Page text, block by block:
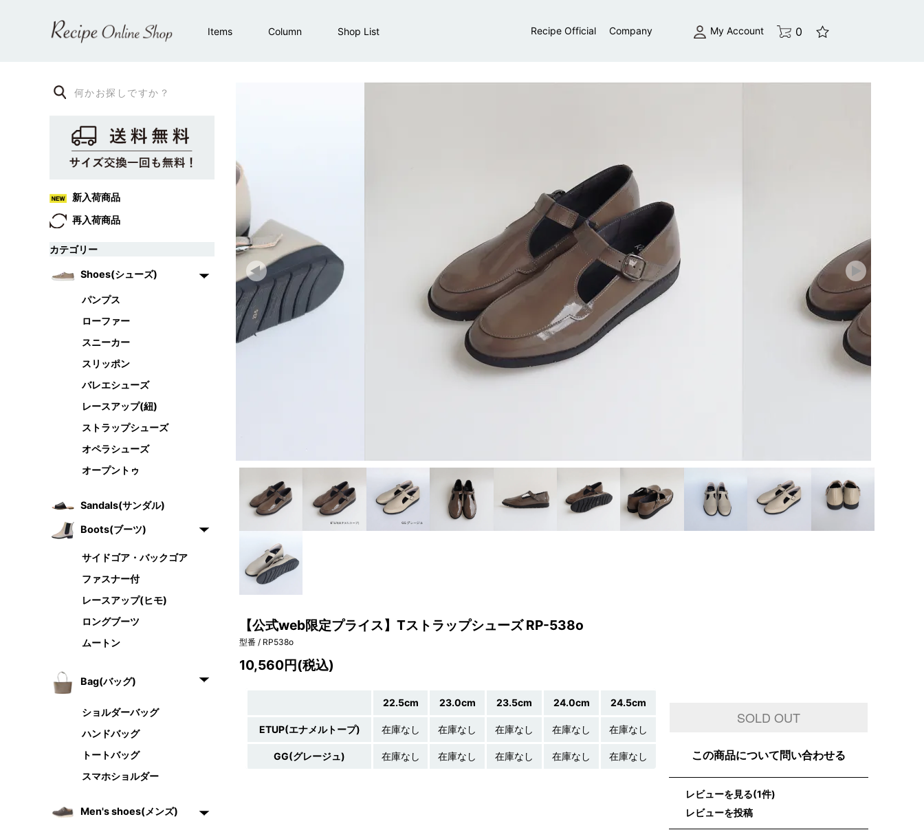
Items Column Shop List Recipe Official Company My Account 0
【公式web限定プライス】Tストラップシューズ RP-538o
型番 / RP538o
10,560円(税込)
22.5cm 23.0cm 23.5cm 24.0cm 24.5cm
ETUP(エナメルトープ) 在庫なし 在庫なし 在庫なし 在庫なし 在庫なし
GG(グレージュ) 在庫なし 在庫なし 在庫なし 在庫なし 在庫なし
SOLD OUT
この商品について問い合わせる
レビューを見る(1件)
レビューを投稿
新入荷商品
再入荷商品
カテゴリー
Shoes(シューズ)
パンプス
ローファー
スニーカー
スリッポン
バレエシューズ
レースアップ(紐)
ストラップシューズ
オペラシューズ
オープントゥ
Sandals(サンダル)
Boots(ブーツ)
サイドゴア・バックゴア
ファスナー付
レースアップ(ヒモ)
ロングブーツ
ムートン
Bag(バッグ)
ショルダーバッグ
ハンドバッグ
トートバッグ
スマホショルダー
Men's shoes(メンズ)